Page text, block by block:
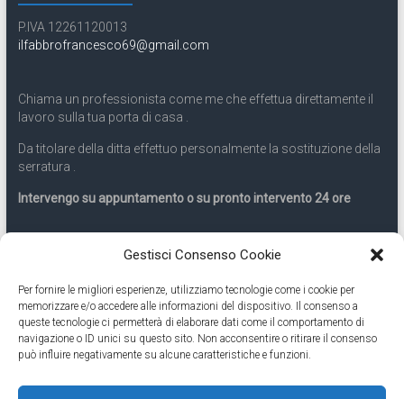
Gestisci Consenso Cookie
Per fornire le migliori esperienze, utilizziamo tecnologie come i cookie per
memorizzare e/o accedere alle informazioni del dispositivo. Il consenso a
queste tecnologie ci permetterà di elaborare dati come il comportamento di
navigazione o ID unici su questo sito. Non acconsentire o ritirare il consenso
può influire negativamente su alcune caratteristiche e funzioni.
P.IVA 12261120013
ilfabbrofrancesco69@gmail.com
Chiama un professionista come me che effettua direttamente il
lavoro sulla tua porta di casa .
Da titolare della ditta effettuo personalmente la sostituzione della
serratura .
Intervengo su appuntamento o su pronto intervento 24 ore
Servizio 24 ore
Cell331.9899963
Eseguiamo anche lavori di apertura porte pronto intervento 24
ore